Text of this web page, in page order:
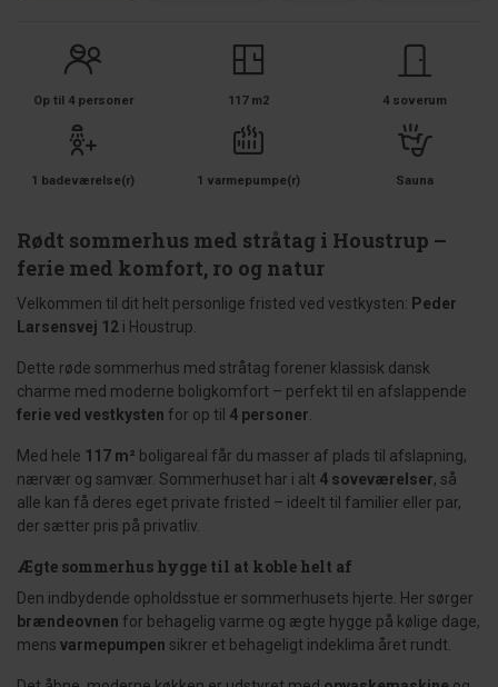
Op til 4 personer 117 m2 4 soverum
1 badeværelse(r) 1 varmepumpe(r) Sauna
Rødt sommerhus med stråtag i Houstrup –
ferie med komfort, ro og natur
Velkommen til dit helt personlige fristed ved vestkysten: Peder
Larsensvej 12 i Houstrup.
Dette røde sommerhus med stråtag forener klassisk dansk
charme med moderne boligkomfort – perfekt til en afslappende
ferie ved vestkysten for op til 4 personer
Med hele 117 m² boligareal får du masser af plads til afslapning,
nærvær og samvær. Sommerhuset har i alt 4 soveværelser, så
alle kan få deres eget private fristed – ideelt til familier eller par,
der sætter pris på privatliv.
Ægte sommerhus hygge til at koble helt af
Den indbydende opholdsstue er sommerhusets hjerte. Her sørger
brændeovnen for behagelig varme og ægte hygge på kølige dage,
mens varmepumpen sikrer et behageligt indeklima året rundt.